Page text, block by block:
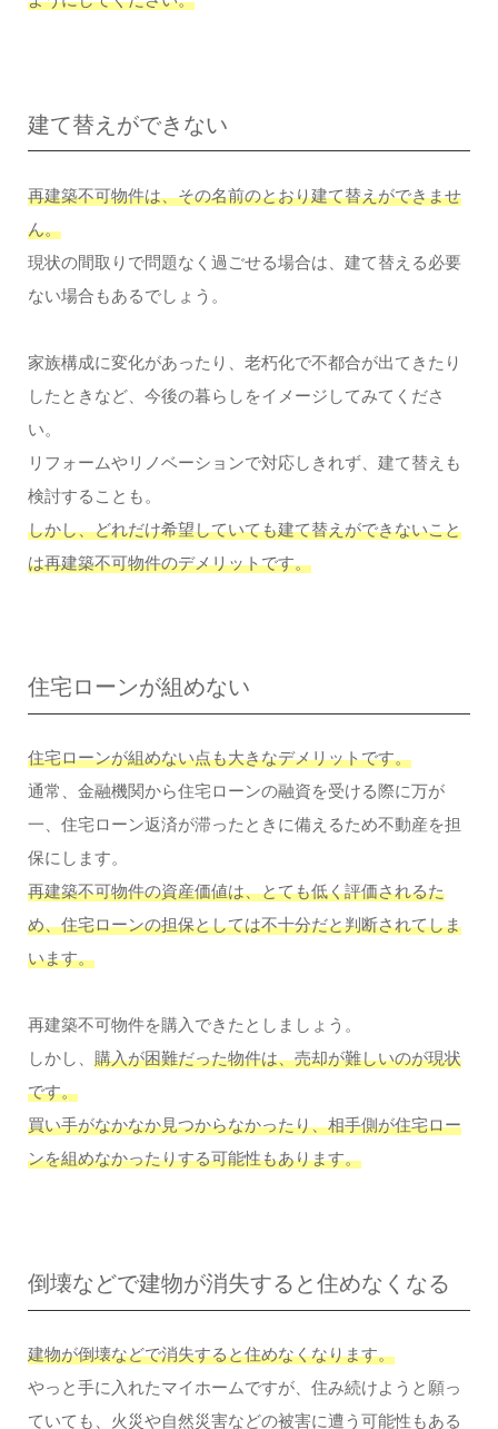
建て替えができない
再建築不可物件は、その名前のとおり建て替えができませ
ん。
現状の間取りで問題なく過ごせる場合は、建て替える必要
ない場合もあるでしょう。
家族構成に変化があったり、老朽化で不都合が出てきたり
したときなど、今後の暮らしをイメージしてみてくださ
い。
リフォームやリノベーションで対応しきれず、建て替えも
検討することも。
しかし、どれだけ希望していても建て替えができないこと
は再建築不可物件のデメリットです。
住宅ローンが組めない
住宅ローンが組めない点も大きなデメリットです。
通常、金融機関から住宅ローンの融資を受ける際に万が
一、住宅ローン返済が滞ったときに備えるため不動産を担
保にします。
再建築不可物件の資産価値は、とても低く評価されるた
め、住宅ローンの担保としては不十分だと判断されてしま
います。
再建築不可物件を購入できたとしましょう。
しかし、 購入が困難だった物件は、売却が難しいのが現状
です。
買い手がなかなか見つからなかったり、相手側が住宅ロー
ンを組めなかったりする可能性もあります。
倒壊などで建物が消失すると住めなくなる
建物が倒壊などで消失すると住めなくなります。
やっと手に入れたマイホームですが、住み続けようと願っ
ていても、火災や自然災害などの被害に遭う可能性もある